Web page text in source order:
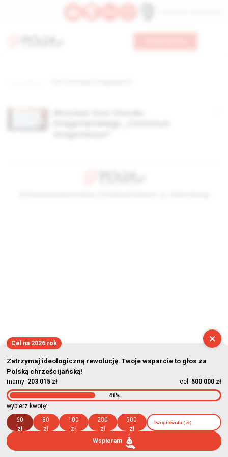
×
Cel na 2026 rok
Zatrzymaj ideologiczną rewolucję. Twoje wsparcie to głos za
Polską chrześcijańską!
mamy: 203 015 zł cel: 500 000 zł
41%
wybierz kwotę:
60
zł
80
zł
100
zł
200
zł
500
zł
Wspieram